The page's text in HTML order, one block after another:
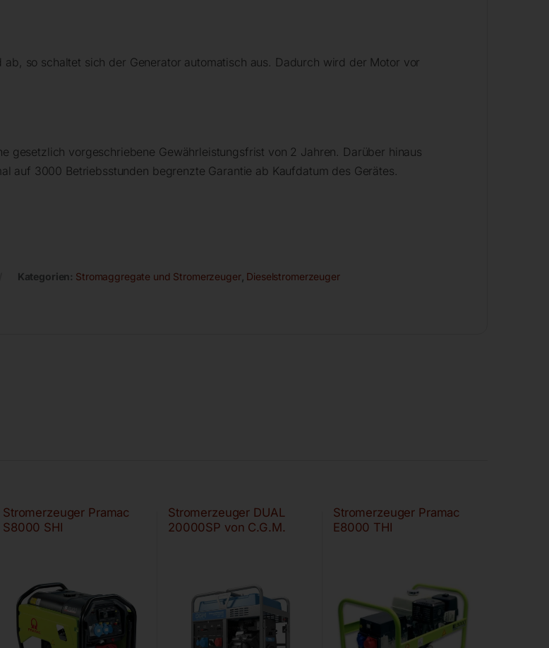
so schaltet sich der Generator automatisch aus. Dadurch wird der Motor vor
gesetzlich vorgeschriebene Gewährleistungsfrist von 2 Jahren. Darüber hinaus
auf 3000 Betriebsstunden begrenzte Garantie ab Kaufdatum des Gerätes.
Kategorien: Stromaggregate und Stromerzeuger, Dieselstromerzeuger
Stromerzeuger Pramac
S8000 SHI
Stromerzeuger DUAL
20000SP von C.G.M.
Stromerzeuger Pramac
E8000 THI